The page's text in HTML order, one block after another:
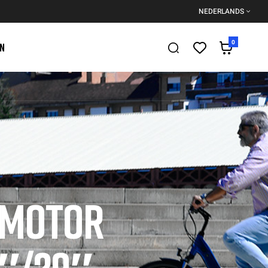
NEDERLANDS
0